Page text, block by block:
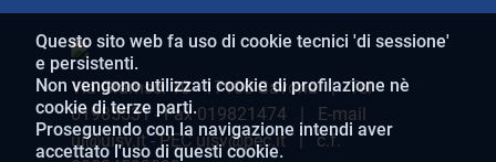
Questo sito web fa uso di cookie tecnici 'di sessione'
e persistenti.
Non vengono utilizzati cookie di profilazione nè
cookie di terze parti.
Proseguendo con la navigazione intendi aver
accettato l'uso di questi cookie.
Via Gramsci 10 - 17100 Savona | Tel
01985531 - Fax 019821474 | E-mail
ui@uisv.it - PEC uisv@pec.it | c.f.